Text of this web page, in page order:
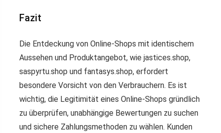
Fazit
Die Entdeckung von Online-Shops mit identischem
Aussehen und Produktangebot, wie jastices.shop,
saspyrtu.shop und fantasys.shop, erfordert
besondere Vorsicht von den Verbrauchern. Es ist
wichtig, die Legitimität eines Online-Shops gründlich
zu überprüfen, unabhängige Bewertungen zu suchen
und sichere Zahlungsmethoden zu wählen. Kunden